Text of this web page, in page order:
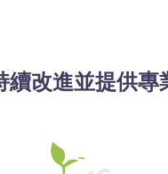
續改進並提供專